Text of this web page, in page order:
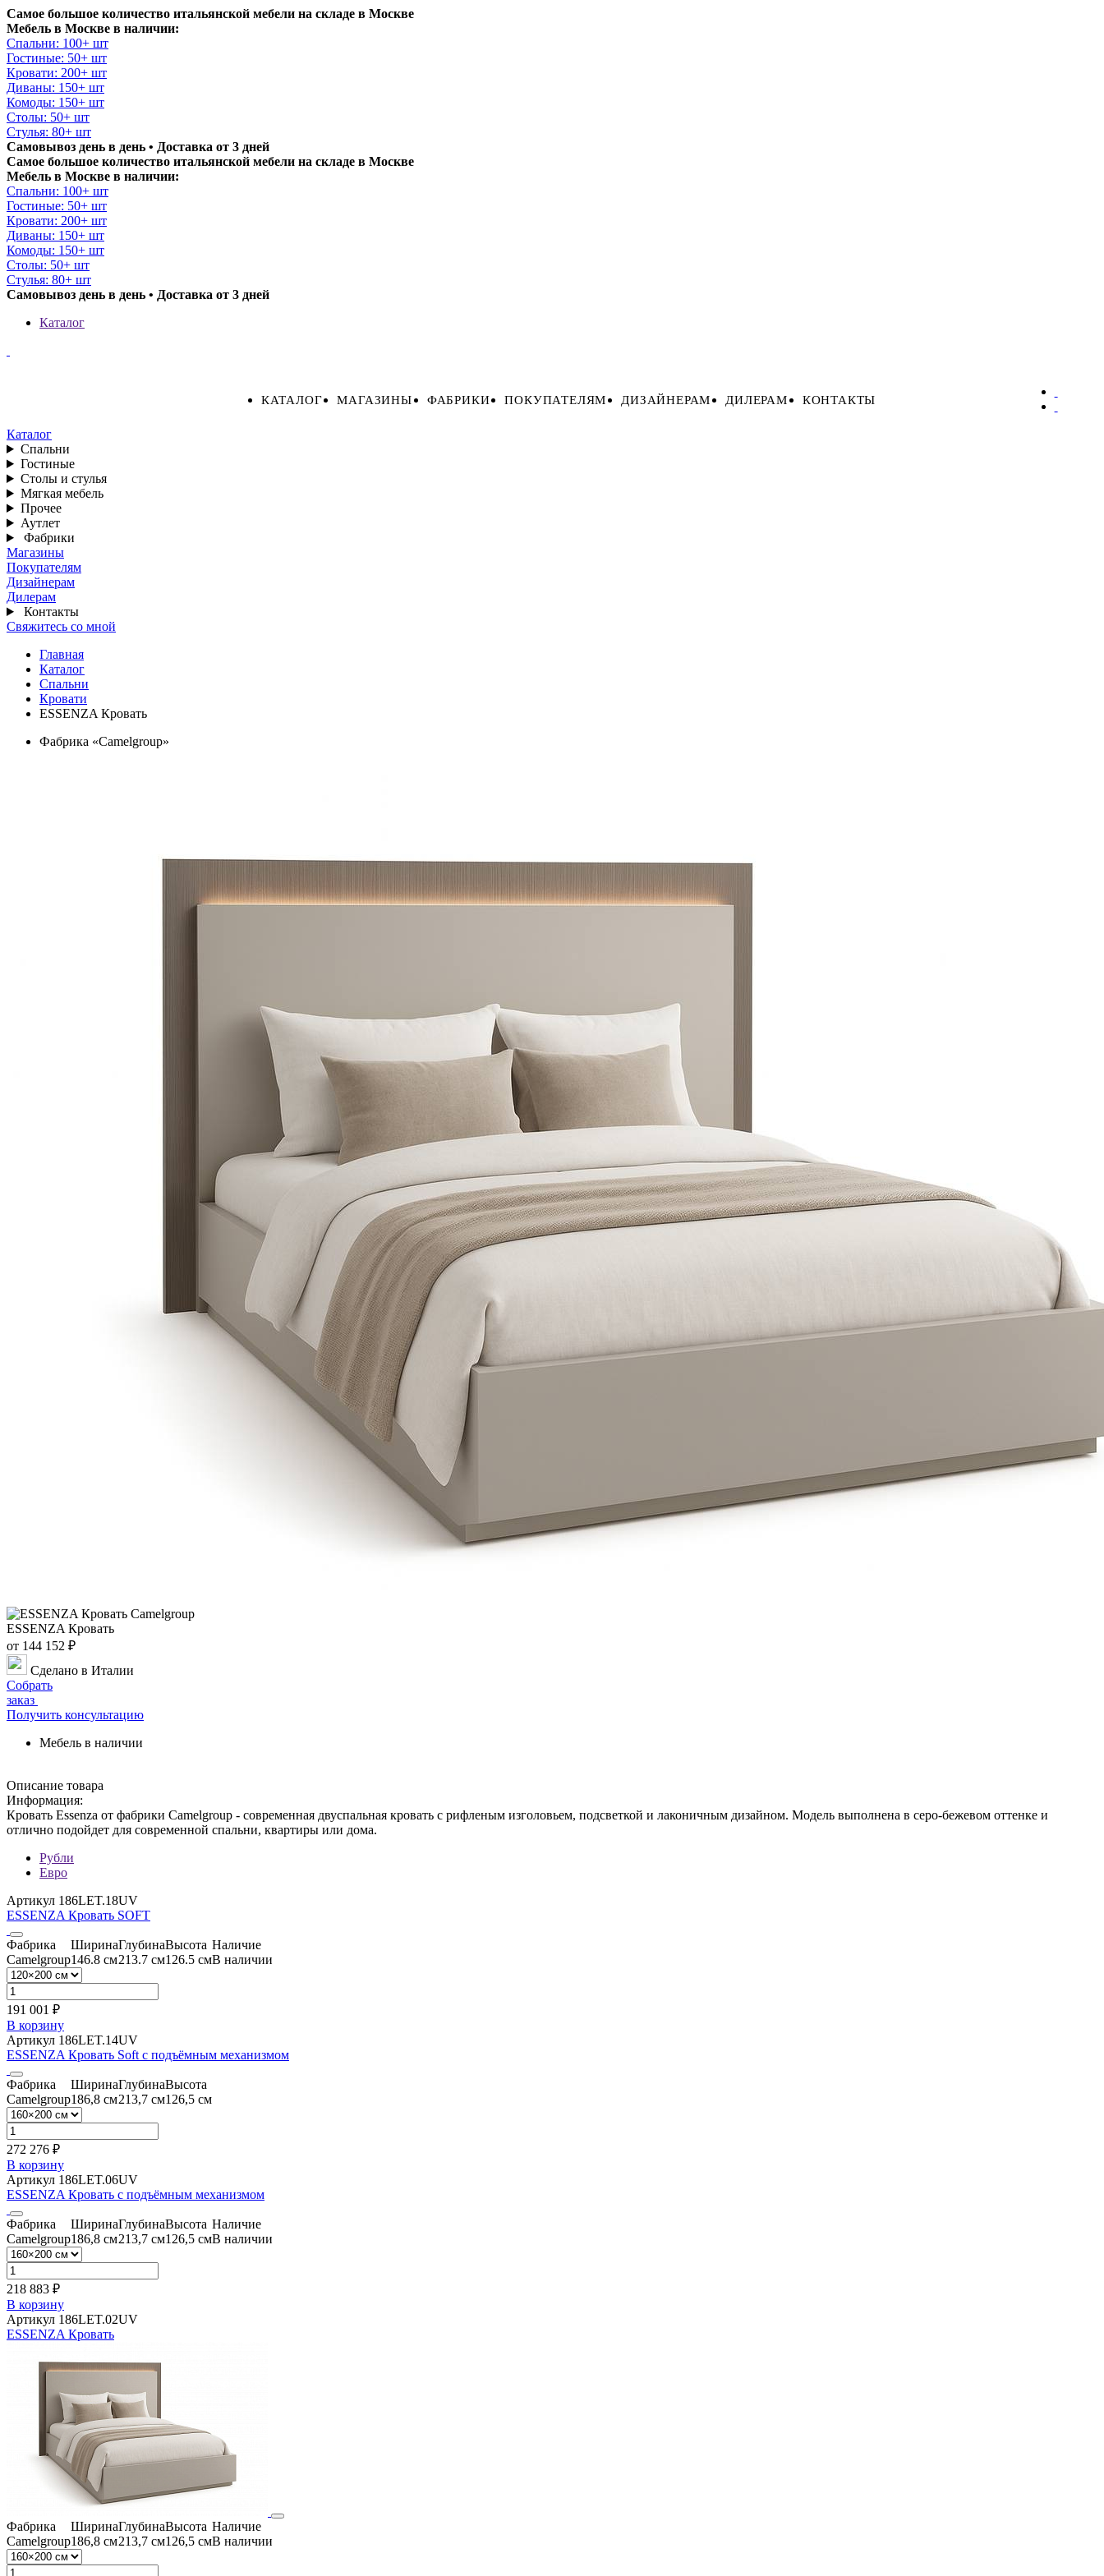
Самое большое количество итальянской мебели на складе в Москве
Мебель в Москве в наличии:
Спальни: 100+ шт
Гостиные: 50+ шт
Кровати: 200+ шт
Диваны: 150+ шт
Комоды: 150+ шт
Столы: 50+ шт
Стулья: 80+ шт
Самовывоз день в день • Доставка от 3 дней
Самое большое количество итальянской мебели на складе в Москве
Мебель в Москве в наличии:
Спальни: 100+ шт
Гостиные: 50+ шт
Кровати: 200+ шт
Диваны: 150+ шт
Комоды: 150+ шт
Столы: 50+ шт
Стулья: 80+ шт
Самовывоз день в день • Доставка от 3 дней
Каталог
КАТАЛОГ МАГАЗИНЫ ФАБРИКИ ПОКУПАТЕЛЯМ ДИЗАЙНЕРАМ ДИЛЕРАМ КОНТАКТЫ
Каталог
Спальни
Гостиные
Столы и стулья
Мягкая мебель
Прочее
Аутлет
Фабрики
Магазины
Покупателям
Дизайнерам
Дилерам
Контакты
Свяжитесь со мной
Главная
Каталог
Спальни
Кровати
ESSENZA Кровать
Фабрика «Camelgroup»
ESSENZA Кровать
от 144 152 ₽
Сделано в Италии
Собрать
заказ
Получить консультацию
Мебель в наличии
Описание товара
Информация:
Кровать Essenza от фабрики Camelgroup - современная двуспальная кровать с рифленым изголовьем, подсветкой и лаконичным дизайном. Модель выполнена в cеро-бежевом оттенке и
отлично подойдет для современной спальни, квартиры или дома.
Рубли
Евро
Артикул 186LET.18UV
ESSENZA Кровать SOFT
Фабрика
Camelgroup
Ширина
146.8 см
Глубина
213.7 см
Высота
126.5 см
Наличие
В наличии
191 001 ₽
В корзину
Артикул 186LET.14UV
ESSENZA Кровать Soft с подъёмным механизмом
Фабрика
Camelgroup
Ширина
186,8 см
Глубина
213,7 см
Высота
126,5 см
272 276 ₽
В корзину
Артикул 186LET.06UV
ESSENZA Кровать с подъёмным механизмом
Фабрика
Camelgroup
Ширина
186,8 см
Глубина
213,7 см
Высота
126,5 см
Наличие
В наличии
218 883 ₽
В корзину
Артикул 186LET.02UV
ESSENZA Кровать
Фабрика
Camelgroup
Ширина
186,8 см
Глубина
213,7 см
Высота
126,5 см
Наличие
В наличии